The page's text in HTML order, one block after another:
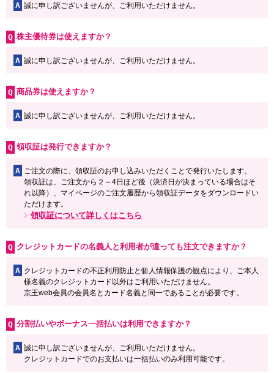
A 誠に申し訳ございませんが、ご利用いただけません。
株主優待券は使えますか？
A 誠に申し訳ございませんが、ご利用いただけません。
商品券は使えますか？
A 誠に申し訳ございませんが、ご利用いただけません。
領収証は発行できますか？
A ご注文の際に、領収証のお申し込みいただくことで発行いたします。
領収証は、ご注文から２～4日ほど後（決済日が決まっている場合はそ
れ以降）、マイページのご注文履歴から領収証データをダウンロードい
ただけます。
領収証について詳しくはこちら
クレジットカードの名義人と利用者が違っても注文できますか？
A クレジットカードの不正利用防止と個人情報保護の観点により、ご本人
様名義のクレジットカード以外はご利用いただけません。
京王web会員の会員名とカード名義と同一であることが必要です。
分割払いやボーナス一括払いは利用できますか？
A 誠に申し訳ございませんが、ご利用いただけません。
クレジットカードでのお支払いは一括払いのみ利用可能です。